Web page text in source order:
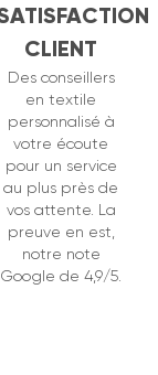
CLIENT
Des conseillers
en textile
personnalisé à
votre écoute
pour un service
au plus près de
vos attente. La
preuve en est,
notre note
Google de 4,9/5.